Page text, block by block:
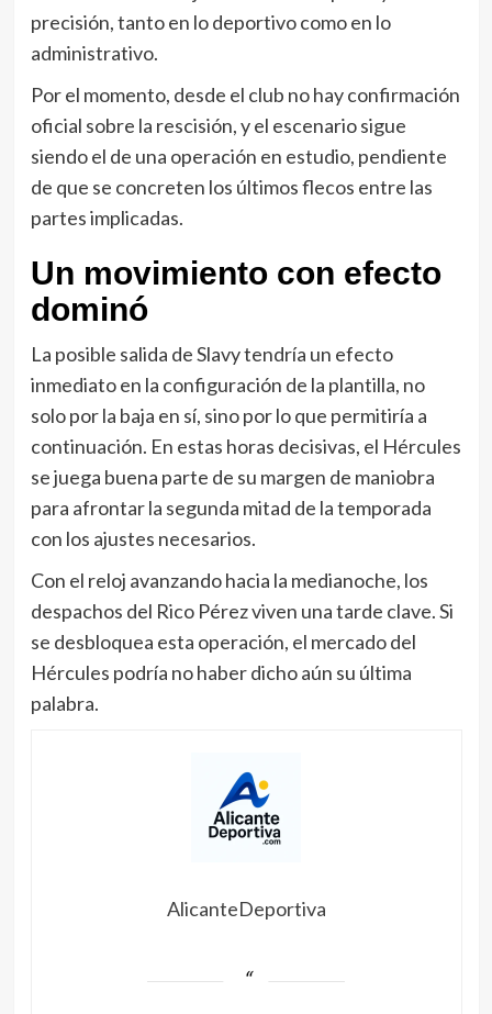
precisión, tanto en lo deportivo como en lo
administrativo.
Por el momento, desde el club no hay confirmación
oficial sobre la rescisión, y el escenario sigue
siendo el de una operación en estudio, pendiente
de que se concreten los últimos flecos entre las
partes implicadas.
Un movimiento con efecto
dominó
La posible salida de Slavy tendría un efecto
inmediato en la configuración de la plantilla, no
solo por la baja en sí, sino por lo que permitiría a
continuación. En estas horas decisivas, el Hércules
se juega buena parte de su margen de maniobra
para afrontar la segunda mitad de la temporada
con los ajustes necesarios.
Con el reloj avanzando hacia la medianoche, los
despachos del Rico Pérez viven una tarde clave. Si
se desbloquea esta operación, el mercado del
Hércules podría no haber dicho aún su última
palabra.
AlicanteDeportiva